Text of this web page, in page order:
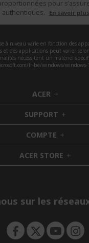
pour
authentiques.
En savoir plus
à niveau varie en fonction des
et des applications peut varier
nécessitent un matériel
fr-be/windows/windows-
ACER h
i
d
d
e
n
SUPPORT h
i
d
d
e
n
COMPTE h
i
d
d
ACER STORE h
i
e
sur les